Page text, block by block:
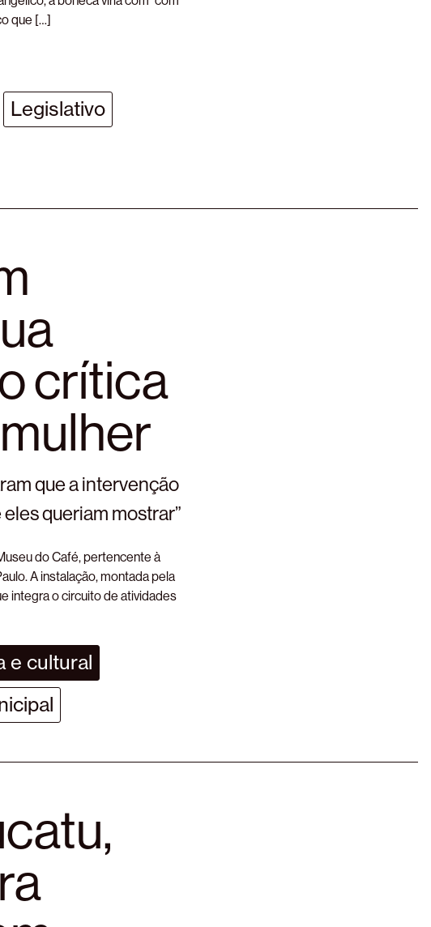
que […]
Legislativo
crítica
que a intervenção
queriam mostrar”
do Café, pertencente à
A instalação, montada pela
integra o circuito de atividades
e cultural